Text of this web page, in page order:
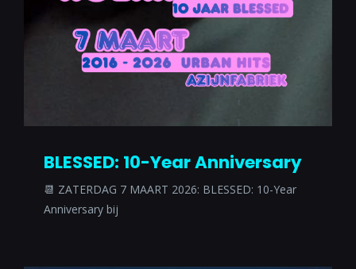
BLESSED: 10-Year Anniversary
📆 ZATERDAG 7 MAART 2026: BLESSED: 10-Year
Anniversary bij